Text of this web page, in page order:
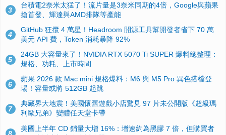
3
台積電2奈米太猛了！流片量是3奈米同期的4倍，Google與蘋果
搶首發、輝達與AMD排隊等產能
4
GitHub 狂攬 4 萬星！Headroom 開源工具幫開發者省下 70 萬
美元 API 費，Token 消耗暴降 92%
5
24GB 大容量來了！NVIDIA RTX 5070 Ti SUPER 爆料總整理：
規格、功耗、上市時間
6
蘋果 2026 款 Mac mini 規格爆料：M6 與 M5 Pro 異色搭檔登
場！容量或將 512GB 起跳
7
典藏界大地震！美國懷舊遊戲小店驚見 97 片未公開版《超級瑪
利歐兄弟》變體任天堂卡帶
美國上半年 CD 銷量大增 16%：增速約為黑膠 7 倍，但購買者